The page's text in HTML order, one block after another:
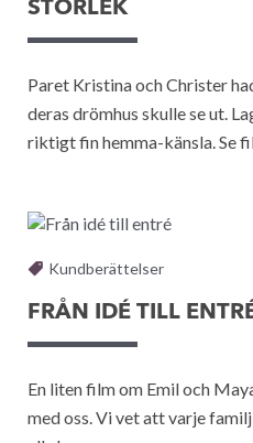
STORLEK
Paret Kristina och Christer
deras drömhus skulle se ut.
riktigt fin hemma-känsla. Se
Kundberättelser
FRÅN IDÉ TILL
En liten film om Emil och
med oss. Vi vet att varje